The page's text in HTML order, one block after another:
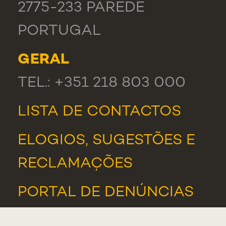
2775-233 PAREDE
PORTUGAL
GERAL
TEL.: +351 218 803 000
LISTA DE CONTACTOS
ELOGIOS, SUGESTÕES E
RECLAMAÇÕES
PORTAL DE DENÚNCIAS